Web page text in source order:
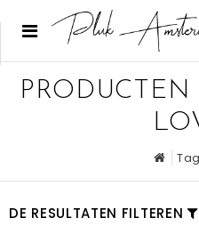
PRODUCTEN
DE RESULTATEN FILTEREN